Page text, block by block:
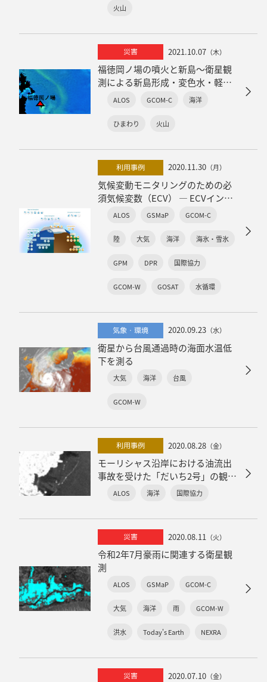
火山
災害 2021.10.07 （木）
福徳岡ノ場の噴火と新島～衛星観
測による新島形成・変色水・軽
石・火山ガス・噴煙の把握～
ALOS GCOM-C 海洋
ひまわり 火山
利用事例 2020.11.30 （月）
気候変動モニタリングのための必
須気候変数（ECV） ― ECVインベ
ントリー（Ver3）の公開 ―
ALOS GSMaP GCOM-C
陸 大気 海洋 海氷・雪氷
GPM DPR 国際協力
GCOM-W GOSAT 水循環
気象・環境 2020.09.23 （水）
衛星から台風通過時の海面水温低
下を測る
大気 海洋 台風
GCOM-W
利用事例 2020.08.28 （金）
モーリシャス沿岸における油流出
事故を受けた「だいち2号」の観測
協力ALOS 海洋 国際協力
災害 2020.08.11 （火）
令和2年7月豪雨に関連する衛星観
測
ALOS GSMaP GCOM-C
大気 海洋 雨 GCOM-W
洪水 Today's Earth NEXRA
災害 2020.07.10 （金）